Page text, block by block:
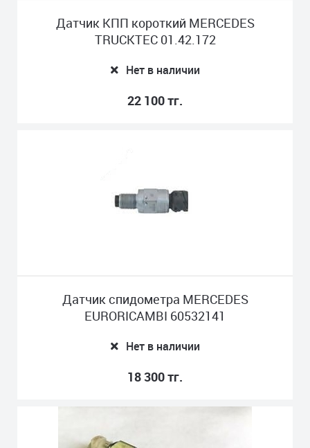
Датчик КПП короткий MERCEDES
TRUCKTEС 01.42.172
Нет в наличии
22 100 тг.
Датчик спидометра MERCEDES
EURORICAMBI 60532141
Нет в наличии
18 300 тг.